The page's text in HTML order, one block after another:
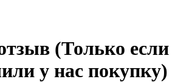
(Только если
у нас покупку)